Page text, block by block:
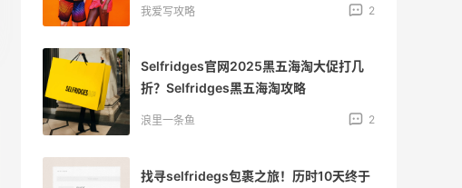
我爱写攻略 2
Selfridges官网2025黑五海淘大促打几
折？Selfridges黑五海淘攻略
浪里一条鱼 2
找寻selfridegs包裹之旅！历时10天终于